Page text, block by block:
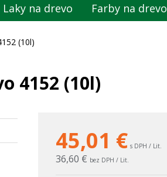
Laky na drevo Farby na drevo
(10l)
4152 (10l)
45,01 € s DPH / Lit.
36,60 € bez DPH / Lit.